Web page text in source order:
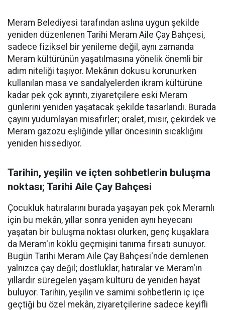
Meram Belediyesi tarafından aslına uygun şekilde
yeniden düzenlenen Tarihi Meram Aile Çay Bahçesi,
sadece fiziksel bir yenileme değil, aynı zamanda
Meram kültürünün yaşatılmasına yönelik önemli bir
adım niteliği taşıyor. Mekânın dokusu korunurken
kullanılan masa ve sandalyelerden ikram kültürüne
kadar pek çok ayrıntı, ziyaretçilere eski Meram
günlerini yeniden yaşatacak şekilde tasarlandı. Burada
çayını yudumlayan misafirler; oralet, mısır, çekirdek ve
Meram gazozu eşliğinde yıllar öncesinin sıcaklığını
yeniden hissediyor.
Tarihin, yeşilin ve içten sohbetlerin buluşma
noktası; Tarihi Aile Çay Bahçesi
Çocukluk hatıralarını burada yaşayan pek çok Meramlı
için bu mekân, yıllar sonra yeniden aynı heyecanı
yaşatan bir buluşma noktası olurken, genç kuşaklara
da Meram'ın köklü geçmişini tanıma fırsatı sunuyor.
Bugün Tarihi Meram Aile Çay Bahçesi'nde demlenen
yalnızca çay değil; dostluklar, hatıralar ve Meram'ın
yıllardır süregelen yaşam kültürü de yeniden hayat
buluyor. Tarihin, yeşilin ve samimi sohbetlerin iç içe
geçtiği bu özel mekân, ziyaretçilerine sadece keyifli